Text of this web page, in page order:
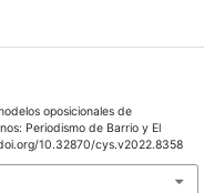
oposicionales de
Periodismo de Barrio y El
10.32870/cys.v2022.8358